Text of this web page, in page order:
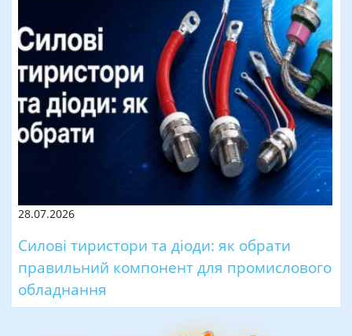
28.07.2026
Силові тиристори та діоди: як обрати
правильний компонент для промислового
обладнання